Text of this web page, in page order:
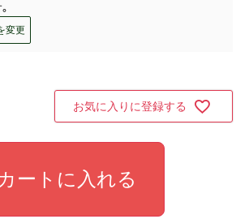
変更
お気に入りに登録する
カートに入れる